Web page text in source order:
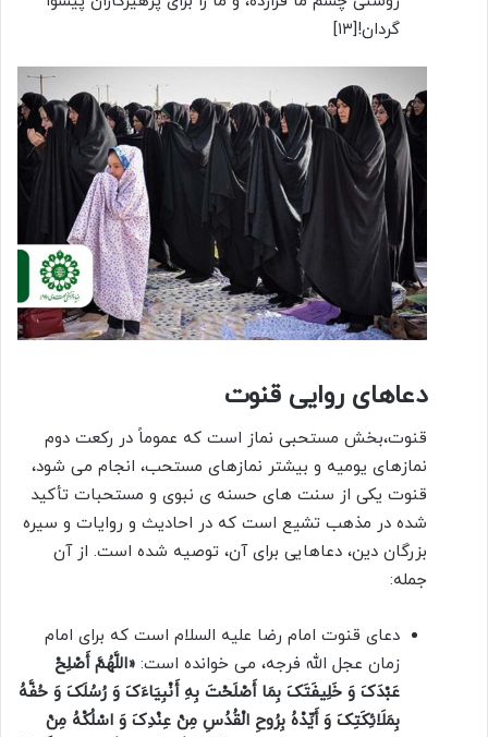
گردان![۱۳]
دعاهای روایی قنوت
قنوت،بخش مستحبی نماز است که عموماً در رکعت دوم
نمازهای یومیه و بیشتر نمازهای مستحب، انجام می شود،
قنوت یکی از سنت های حسنه ی نبوی و مستحبات تأکید
شده در مذهب تشیع است که در احادیث و روایات و سیره
بزرگان دین، دعاهایی برای آن، توصیه شده است. از آن
جمله:
دعای قنوت امام رضا علیه السلام است که برای امام
زمان عجل الله فرجه، می خوانده است: «اللَّهُمَّ أَصْلِحْ
عَبْدَکَ وَ خَلِیفَتَکَ بِمَا أَصْلَحْتَ بِهِ أَنْبِیَاءَکَ وَ رُسُلَکَ وَ حُفَّهُ
بِمَلَائِکَتِکَ وَ أَیِّدْهُ بِرُوحِ الْقُدُسِ مِنْ عِنْدِکَ وَ اسْلُکْهُ مِنْ